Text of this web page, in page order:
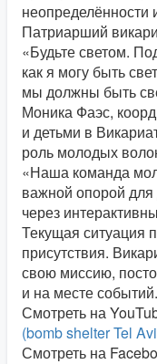
неопределённости
Патриарший
«Будьте светом.
как я могу быть
мы должны быть
Моника Фаэс,
и детьми в
роль молодых
«Наша команда
важной опорой
через
Текущая ситуация
присутствия.
свою миссию,
и на месте событий.
Смотреть на
(bomb shelter Tel
Смотреть на